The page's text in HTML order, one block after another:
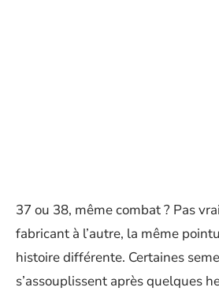
37 ou 38, même combat ? Pas
fabricant à l’autre, la même
histoire différente. Certaines
s’assouplissent après quelques